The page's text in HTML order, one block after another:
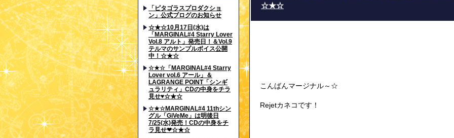
「ピタゴラスプロダクショ
ン」公式ブログのお知らせ
☆★☆10月17日(水)は
「MARGINAL#4 Starry Lover
Vol.8 アルト」発売日！＆Vol.9
テルマのサンプルボイス公開
中！☆★☆
☆★☆「MARGINAL#4 Starry
Lover vol.6 アール」＆
LAGRANGE POINT「シンギ
ュラリティ」CDの中身をチラ
見せ♥☆★☆
☆★☆MARGINAL#4 11thシン
グル「GiVeMe」は明後日
7/25(水)発売！CDの中身をチ
ラ見せ❤☆★☆
☆★☆
こんばんマージナル～☆
Rejetカネコです！